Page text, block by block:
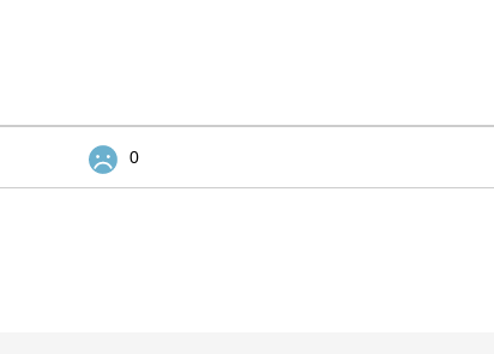
0